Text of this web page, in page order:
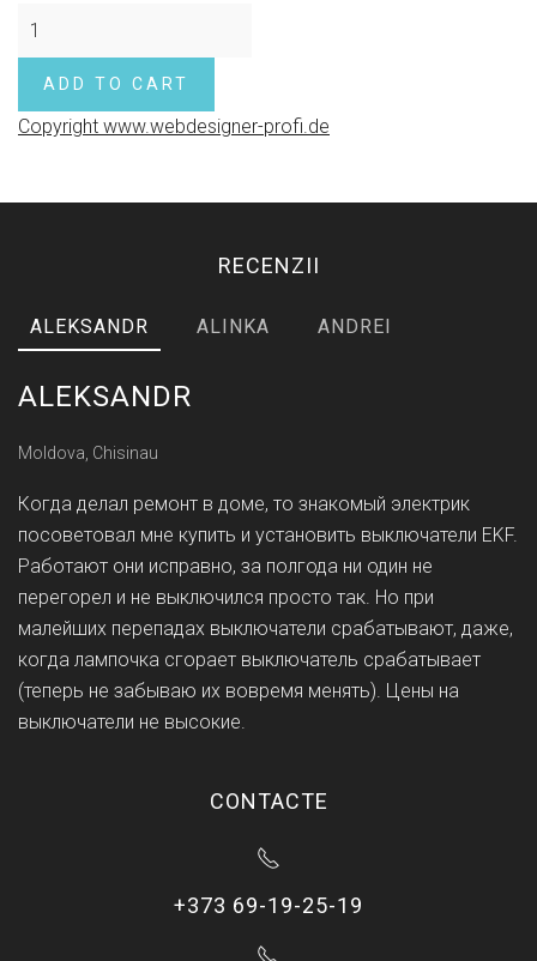
Copyright www.webdesigner-profi.de
RECENZII
ALEKSANDR ALINKA ANDREI
ALEKSANDR
Moldova, Chisinau
Когда делал ремонт в доме, то знакомый электрик
посоветовал мне купить и установить выключатели EKF.
Работают они исправно, за полгода ни один не
перегорел и не выключился просто так. Но при
малейших перепадах выключатели срабатывают, даже,
когда лампочка сгорает выключатель срабатывает
(теперь не забываю их вовремя менять). Цены на
выключатели не высокие.
CONTACTE
+373 69-19-25-19